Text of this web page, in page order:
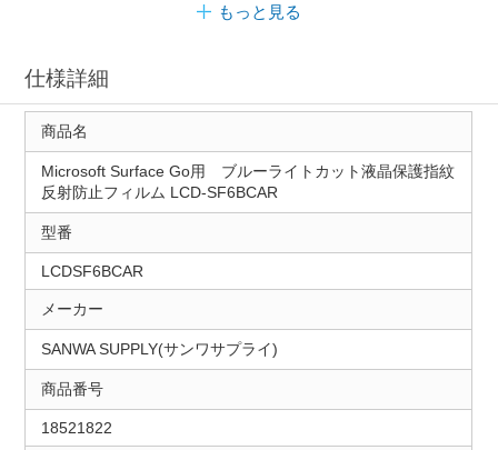
もっと見る
仕様詳細
商品名
Microsoft Surface Go用 ブルーライトカット液晶保護指紋
反射防止フィルム LCD-SF6BCAR
型番
LCDSF6BCAR
メーカー
SANWA SUPPLY(サンワサプライ)
商品番号
18521822